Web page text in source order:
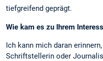
tiefgreifend geprägt.
Wie kam es zu Ihrem
Ich kann mich daran
Schriftstellerin oder